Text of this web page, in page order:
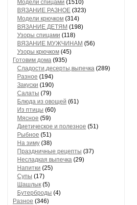
Модели спицами (1510)
ВЯЗАНИЕ РАЗНОЕ (323)
Модели крючком (314)
ВЯЗАНИЕ ДЕТЯМ (198)
Узоры спицами (118)
ВЯЗАНИЕ МУЖЧИНАМ (56)
Узоры крючком (45)
Готовим дома (935)
Сладости,десерты,выпечка (289)
Разное (194)
Закуски (190)
Салаты (79)
Блюда из овощей (61)
Из птицы (60)
Мясное (59)
Диетическое и полезное (51)
Рыбное (51)
На зиму (38)
Праздничные рецепты (37)
Несладкая выпечка (29)
Напитки (25)
Супы (17)
Шашлык (5)
Бутерброды (4)
Разное (346)